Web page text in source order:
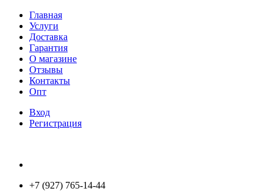
Главная
Услуги
Доставка
Гарантия
О магазине
Отзывы
Контакты
Опт
Вход
Регистрация
+7 (927) 765-14-44